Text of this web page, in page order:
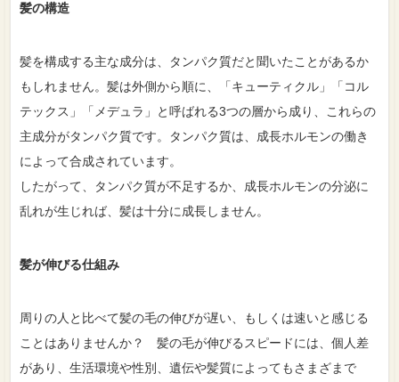
髪の構造
髪を構成する主な成分は、タンパク質だと聞いたことがあるか
もしれません。髪は外側から順に、「キューティクル」「コル
テックス」「メデュラ」と呼ばれる3つの層から成り、これらの
主成分がタンパク質です。タンパク質は、成長ホルモンの働き
によって合成されています。
したがって、タンパク質が不足するか、成長ホルモンの分泌に
乱れが生じれば、髪は十分に成長しません。
髪が伸びる仕組み
周りの人と比べて髪の毛の伸びが遅い、もしくは速いと感じる
ことはありませんか？ 髪の毛が伸びるスピードには、個人差
があり、生活環境や性別、遺伝や髪質によってもさまざまで